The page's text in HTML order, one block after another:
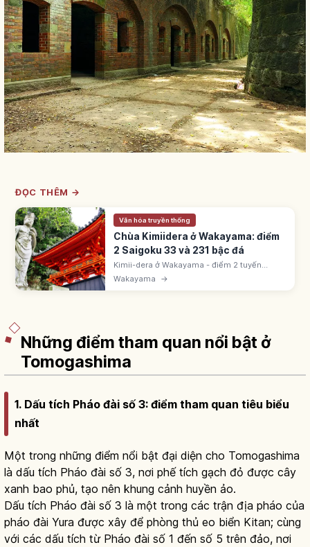
ĐỌC THÊM →
Văn hóa truyền thống
Chùa Kimiidera ở Wakayama: điểm
2 Saigoku 33 và 231 bậc đá
Kimii-dera ở Wakayama - điểm 2 tuyến
Saigoku 33 Kannon. Khai sáng 770 bởi Iko
Shonin nhà Đường. 231 bậc đá. 3 giếng
Wakayama →
Những điểm tham quan nổi bật ở
Tomogashima
1. Dấu tích Pháo đài số 3: điểm tham quan tiêu biểu
nhất
Một trong những điểm nổi bật đại diện cho Tomogashima
là dấu tích Pháo đài số 3, nơi phế tích gạch đỏ được cây
xanh bao phủ, tạo nên khung cảnh huyền ảo.
Dấu tích Pháo đài số 3 là một trong các trận địa pháo của
pháo đài Yura được xây để phòng thủ eo biển Kitan; cùng
với các dấu tích từ Pháo đài số 1 đến số 5 trên đảo, nơi